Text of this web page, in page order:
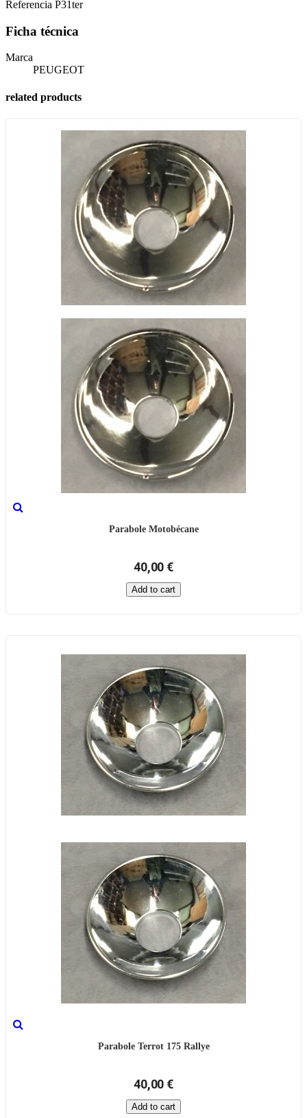
Referencia P31ter
Ficha técnica
Marca
PEUGEOT
related products
Parabole Motobécane
40,00 €
Add to cart
Parabole Terrot 175 Rallye
40,00 €
Add to cart